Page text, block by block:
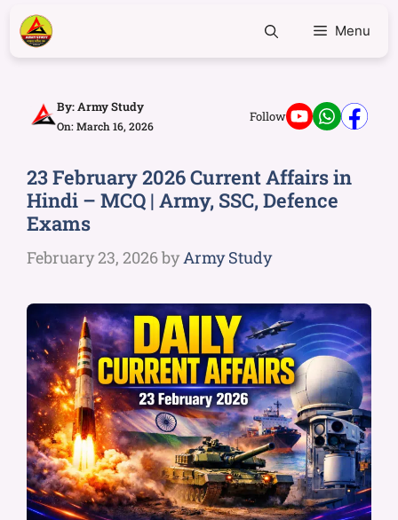
Menu
By:Army Study
On: March 16, 2026
Follow
23 February 2026 Current Affairs in
Hindi – MCQ | Army, SSC, Defence
Exams
February 23, 2026byArmy Study